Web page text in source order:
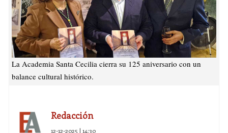
La Academia Santa Cecilia cierra su 125 aniversario con un
balance cultural histórico.
Redacción
12-12-2025 | 14:30